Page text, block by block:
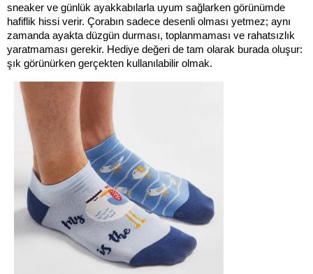
sneaker ve günlük ayakkabılarla uyum sağlarken görünümde
hafiflik hissi verir. Çorabın sadece desenli olması yetmez; aynı
zamanda ayakta düzgün durması, toplanmaması ve rahatsızlık
yaratmaması gerekir. Hediye değeri de tam olarak burada oluşur:
şık görünürken gerçekten kullanılabilir olmak.